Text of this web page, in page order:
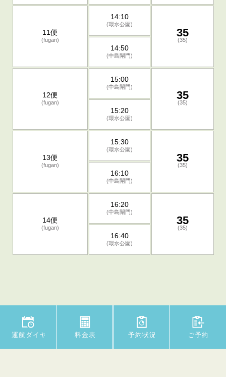
11便
(fugan)
14:10
(環水公園)
35
(35)
14:50
(中島閘門)
12便
(fugan)
15:00
(中島閘門)
35
(35)
15:20
(環水公園)
13便
(fugan)
15:30
(環水公園)
35
(35)
16:10
(中島閘門)
14便
(fugan)
16:20
(中島閘門)
35
(35)
16:40
(環水公園)